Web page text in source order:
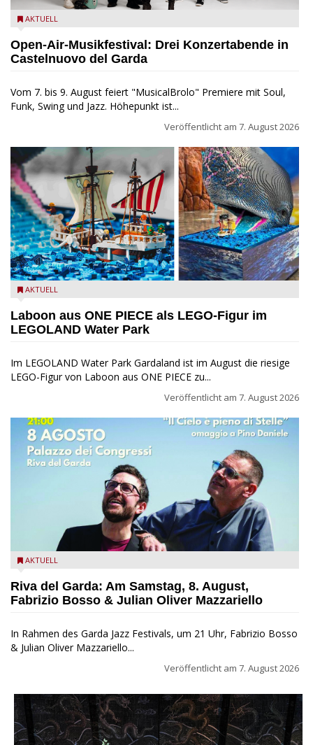
Castelnuovo del Garda: Die "Dirotta su Cuba" zu Gast beim
AKTUELL
Open-Air-Musikfestival: Drei Konzertabende in
Castelnuovo del Garda
Vom 7. bis 9. August feiert "MusicalBrolo" Premiere mit Soul,
Funk, Swing und Jazz. Höhepunkt ist...
Veröffentlicht am 7. August 2026
Laboon aus ONE PIECE als LEGO-Figur im LEGOLAND Water
AKTUELL
Laboon aus ONE PIECE als LEGO-Figur im
LEGOLAND Water Park
Im LEGOLAND Water Park Gardaland ist im August die riesige
LEGO-Figur von Laboon aus ONE PIECE zu...
Veröffentlicht am 7. August 2026
Fabrizio Bosso & Julian Oliver Mazzariello zu Gast beim Garda
AKTUELL
Riva del Garda: Am Samstag, 8. August,
Fabrizio Bosso & Julian Oliver Mazzariello
In Rahmen des Garda Jazz Festivals, um 21 Uhr, Fabrizio Bosso
& Julian Oliver Mazzariello...
Veröffentlicht am 7. August 2026